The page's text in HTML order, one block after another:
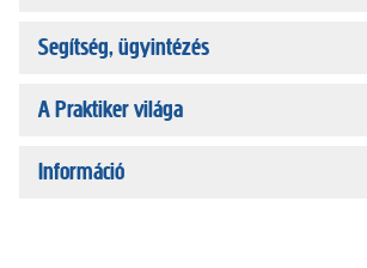
Segítség, ügyintézés
A Praktiker világa
Információ